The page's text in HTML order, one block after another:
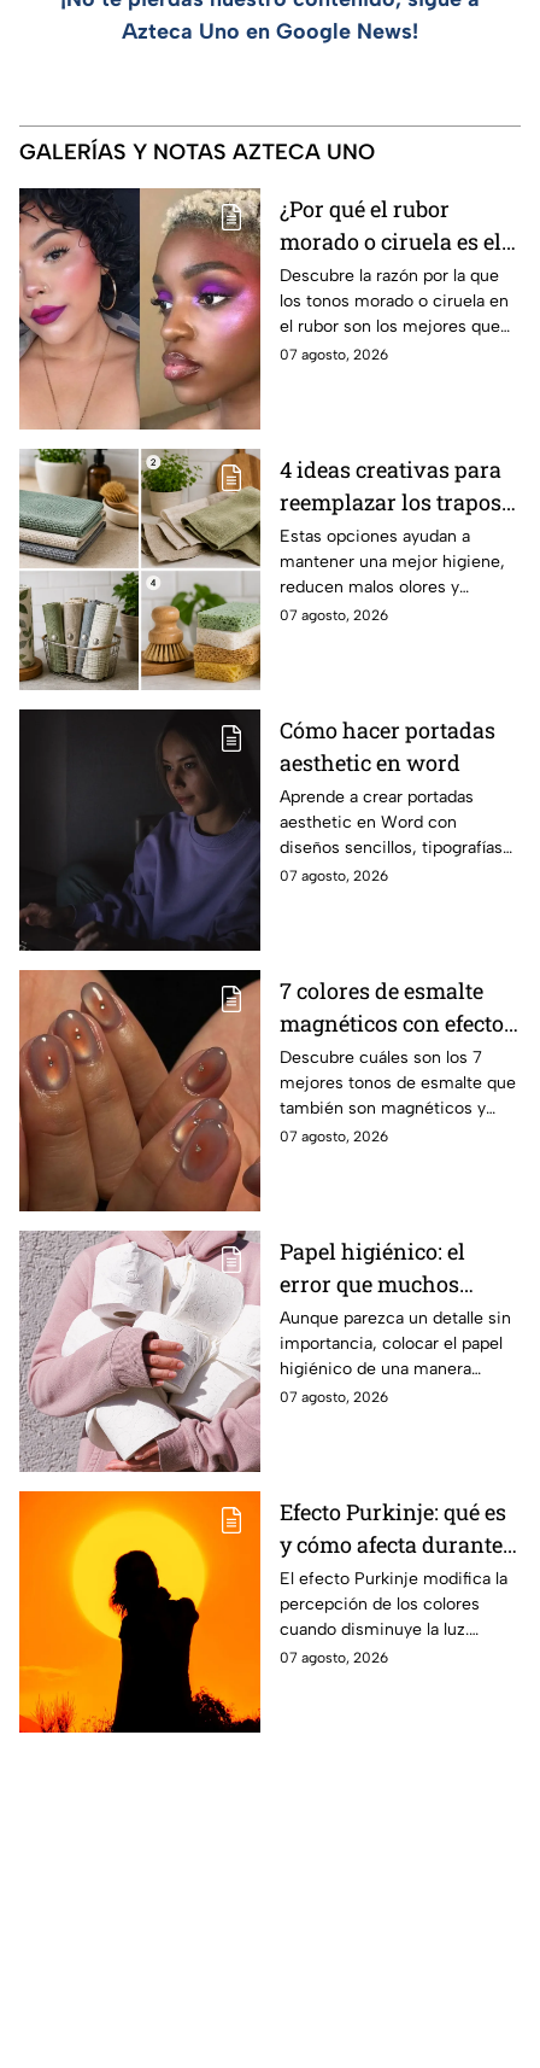
Azteca Uno en Google News!
GALERÍAS Y NOTAS AZTECA UNO
¿Por qué el rubor
morado o ciruela es el
mejor secreto para
iluminar las pieles
morenas?
Descubre la razón por la que
los tonos morado o ciruela en
el rubor son los mejores que
puedes elegir si tienes la piel
07 agosto, 2026
4 ideas creativas para
reemplazar los trapos
de cocina por opciones
más saludables,
modernas y elegantes
Estas opciones ayudan a
mantener una mejor higiene,
reducen malos olores y
aportan un toque moderno a la
07 agosto, 2026
Cómo hacer portadas
aesthetic en word
Aprende a crear portadas
aesthetic en Word con
diseños sencillos, tipografías
bonitas y detalles visuales que
07 agosto, 2026
7 colores de esmalte
magnéticos con efecto
ojo de gato para lucir
manos elegantes
Descubre cuáles son los 7
mejores tonos de esmalte que
también son magnéticos y
sirven para realizar el efecto
07 agosto, 2026
Papel higiénico: el
error que muchos
cometen al colocarlo
Aunque parezca un detalle sin
importancia, colocar el papel
higiénico de una manera
específica puede favorecer la
07 agosto, 2026
Efecto Purkinje: qué es
y cómo afecta durante
un eclipse
El efecto Purkinje modifica la
percepción de los colores
cuando disminuye la luz.
Conoce por qué el verde y el
07 agosto, 2026